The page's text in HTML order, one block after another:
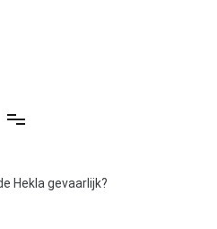
Hekla gevaarlijk?